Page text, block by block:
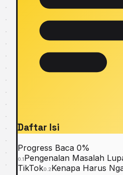
Daftar Isi
Progress Baca 0%
0.1Pengenalan Masalah
TikTok0.2Kenapa Harus